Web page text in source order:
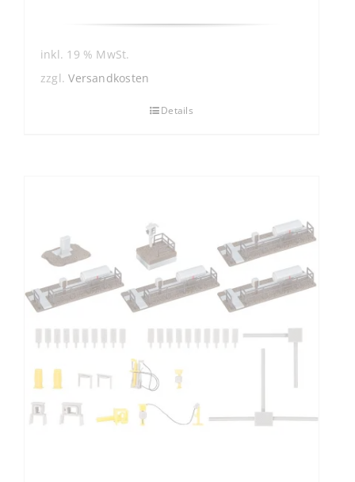
inkl. 19 % MwSt.
zzgl.Versandkosten
Details